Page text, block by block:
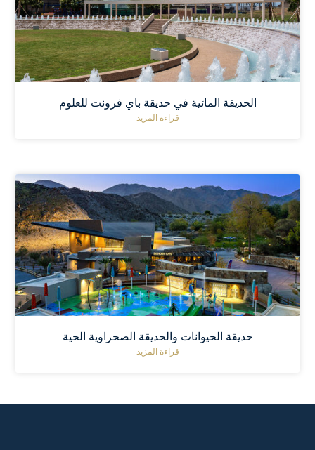
الحديقة المائية في حديقة باي فرونت للعلوم
قراءة المزيد
حديقة الحيوانات والحديقة الصحراوية الحية
قراءة المزيد